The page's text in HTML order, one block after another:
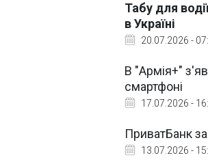
Табу для
в Україні
20.07.2026 -
В "Армія+"
смартфоні
17.07.2026 -
ПриватБанк
13.07.2026 -